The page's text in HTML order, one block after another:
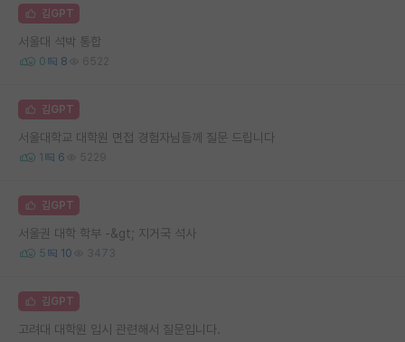
김GPT
서울대 석박 통합
0 8 6522
김GPT
서울대학교 대학원 면접 경험자님들께 질문 드립니다
1 6 5229
김GPT
서울권 대학 학부 -&gt; 지거국 석사
5 10 3473
김GPT
고려대 대학원 입시 관련해서 질문입니다.